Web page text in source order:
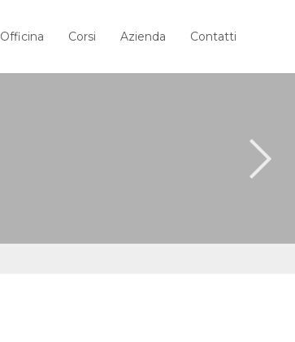
Officina Corsi Azienda Contatti